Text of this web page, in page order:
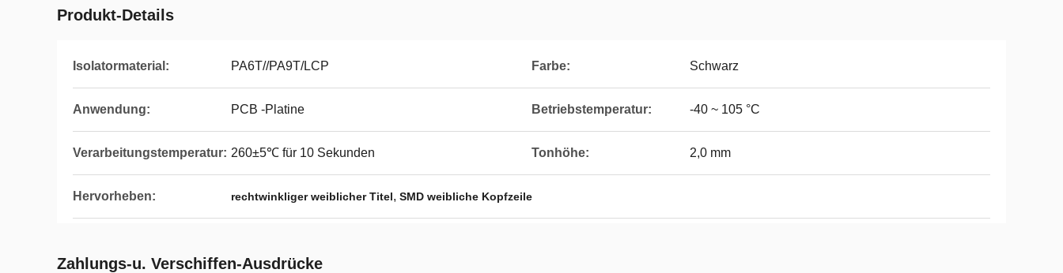
Produkt-Details
Isolatormaterial: PA6T//PA9T/LCP Farbe: Schwarz
Anwendung: PCB -Platine Betriebstemperatur: -40 ~ 105 °C
Verarbeitungstemperatur: 260±5℃ für 10 Sekunden Tonhöhe: 2,0 mm
Hervorheben: rechtwinkliger weiblicher Titel, SMD weibliche Kopfzeile
Zahlungs-u. Verschiffen-Ausdrücke